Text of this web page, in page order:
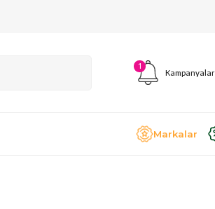
1
Kampanyalar
Markalar